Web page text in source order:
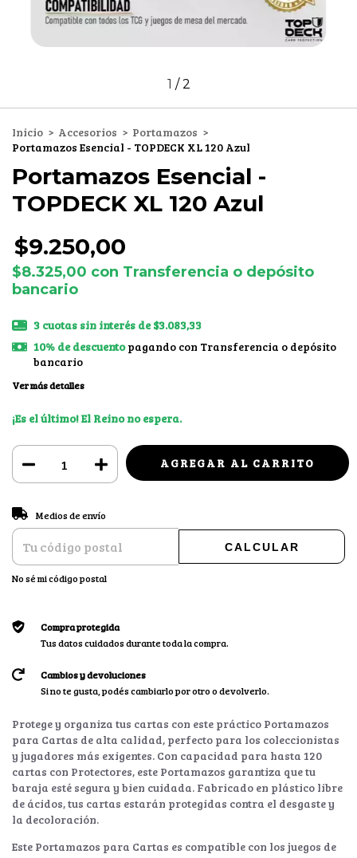
1 /2
Inicio > Accesorios > Portamazos >
Portamazos Esencial - TOPDECK XL 120 Azul
Portamazos Esencial -
TOPDECK XL 120 Azul
$9.250,00
$8.325,00 con Transferencia o depósito
bancario
3 cuotas sin interés de$3.083,33
10% de descuentopagando con Transferencia o depósito
bancario
Ver más detalles
¡Es el último! El Reino no espera.
Entregas para el CP:
Medios de envío
CALCULAR
No sé mi código postal
Compra protegida
Tus datos cuidados durante toda la compra.
Cambios y devoluciones
Si no te gusta, podés cambiarlo por otro o devolverlo.
Protege y organiza tus cartas con este práctico Portamazos
para Cartas de alta calidad, perfecto para los coleccionistas
y jugadores más exigentes. Con capacidad para hasta 120
cartas con Protectores, este Portamazos garantiza que tu
baraja esté segura y bien cuidada. Fabricado en plástico libre
de ácidos, tus cartas estarán protegidas contra el desgaste y
la decoloración.
Este Portamazos para Cartas es compatible con los juegos de